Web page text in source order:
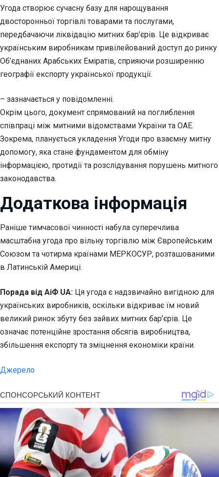
Угода створює сучасну базу для нарощування
двосторонньої торгівлі товарами та послугами,
передбачаючи ліквідацію митних бар’єрів. Це відкриває
українським виробникам привілейований доступ до ринку
Об’єднаних Арабських Еміратів, сприяючи розширенню
географії експорту української продукції.
– зазначається у повідомленні.
Окрім цього, документ спрямований на поглиблення
співпраці між митними відомствами України та ОАЕ.
Зокрема, планується укладення Угоди про взаємну митну
допомогу, яка стане фундаментом для обміну
інформацією, протидії та розслідування порушень митного
законодавства.
Додаткова інформація
Раніше тимчасової чинності набула суперечлива
масштабна угода про вільну торгівлю між Європейським
Союзом та чотирма країнами МЕРКОСУР, розташованими
в Латинській Америці.
Порада від АіФ UA: Ця угода є надзвичайно вигідною для
українських виробників, оскільки відкриває їм новий
великий ринок збуту без зайвих митних бар’єрів. Це
означає потенційне зростання обсягів виробництва,
збільшення експорту та зміцнення економіки країни.
Джерело